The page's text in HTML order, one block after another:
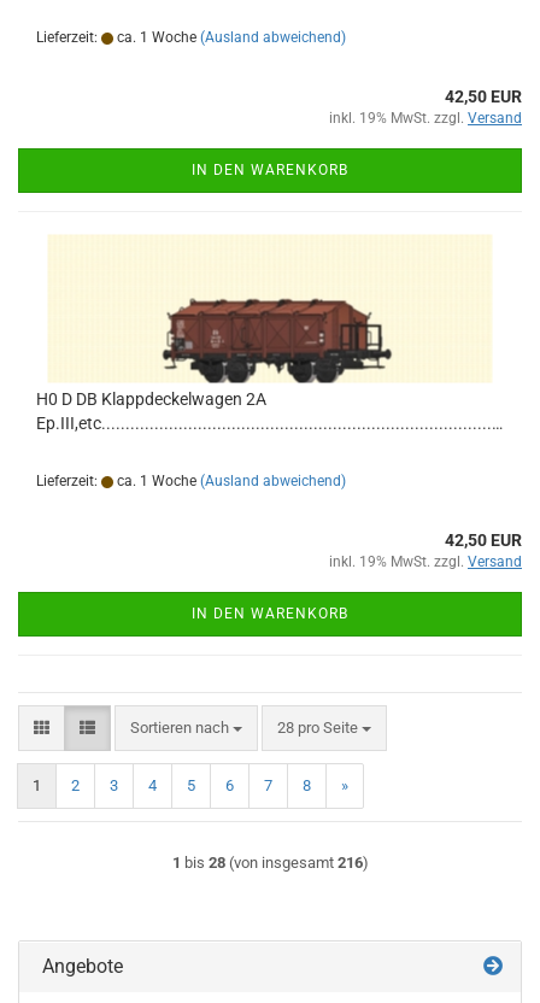
Lieferzeit: ca. 1 Woche (Ausland abweichend)
42,50 EUR
inkl. 19% MwSt. zzgl. Versand
IN DEN WARENKORB
H0 D DB Klappdeckelwagen 2A
Ep.III,etc................................................................................................................................
Lieferzeit: ca. 1 Woche (Ausland abweichend)
42,50 EUR
inkl. 19% MwSt. zzgl. Versand
IN DEN WARENKORB
Sortieren nach
Sortieren nach 28 pro Seite
pro Seite
1 2 3 4 5 6 7 8 »
1 bis 28(von insgesamt 216)
Angebote